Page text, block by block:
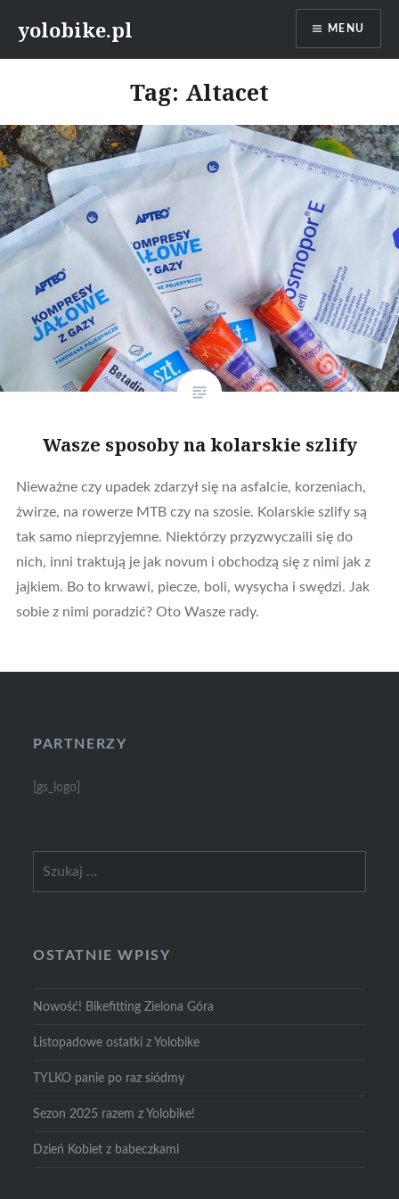
yolobike.pl MENU
Tag: Altacet
Wasze sposoby na kolarskie szlify
Nieważne czy upadek zdarzył się na asfalcie, korzeniach,
żwirze, na rowerze MTB czy na szosie. Kolarskie szlify są
tak samo nieprzyjemne. Niektórzy przyzwyczaili się do
nich, inni traktują je jak novum i obchodzą się z nimi jak z
jajkiem. Bo to krwawi, piecze, boli, wysycha i swędzi. Jak
sobie z nimi poradzić? Oto Wasze rady.
PARTNERZY
[gs_logo]
OSTATNIE WPISY
Nowość! Bikefitting Zielona Góra
Listopadowe ostatki z Yolobike
TYLKO panie po raz siódmy
Sezon 2025 razem z Yolobike!
Dzień Kobiet z babeczkami